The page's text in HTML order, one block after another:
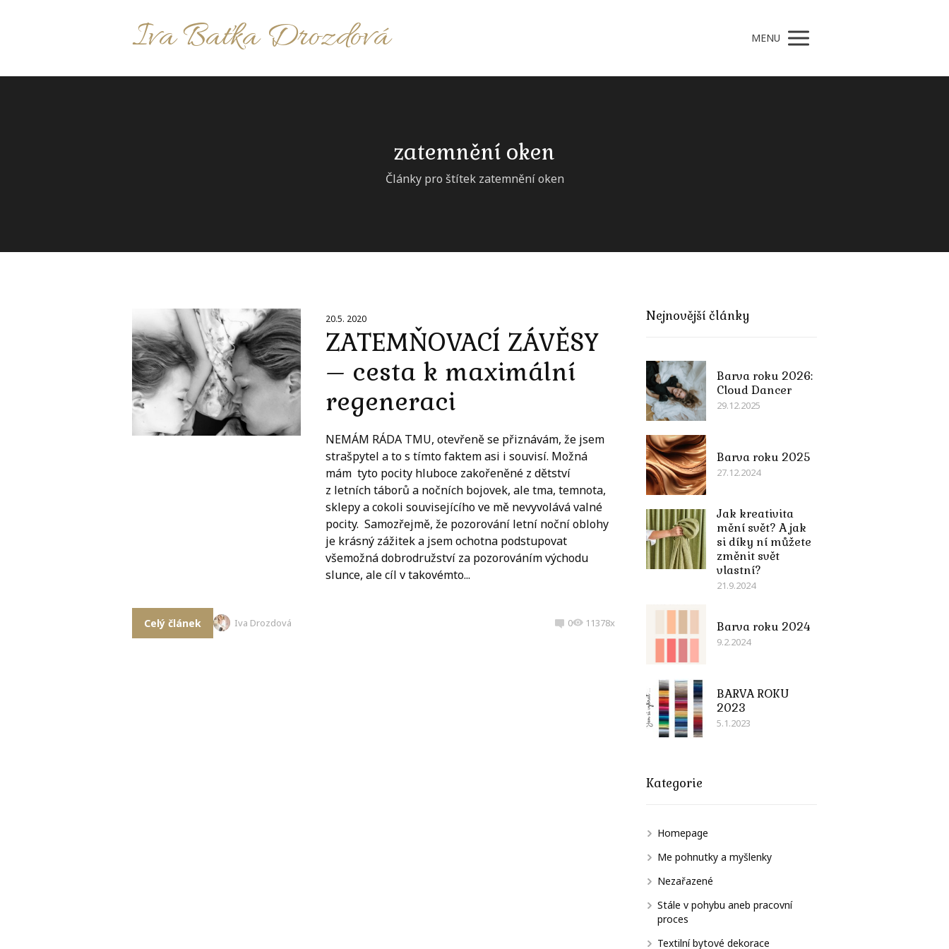
Iva Baťka Drozdová MENU
zatemnění oken
Články pro štítek zatemnění oken
20.5. 2020
ZATEMŇOVACÍ ZÁVĚSY
– cesta k maximální
regeneraci
NEMÁM RÁDA TMU, otevřeně se přiznávám, že jsem
strašpytel a to s tímto faktem asi i souvisí. Možná
mám tyto pocity hluboce zakořeněné z dětství
z letních táborů a nočních bojovek, ale tma, temnota,
sklepy a cokoli souvisejícího ve mě nevyvolává valné
pocity. Samozřejmě, že pozorování letní noční oblohy
je krásný zážitek a jsem ochotna podstupovat
všemožná dobrodružství za pozorováním východu
slunce, ale cíl v takovémto...
Celý článek Iva Drozdová 0 11378x
Nejnovější články
Barva roku 2026:
Cloud Dancer
29.12.2025
Barva roku 2025
27.12.2024
Jak kreativita
mění svět? A jak
si díky ní můžete
změnit svět
vlastní?
21.9.2024
Barva roku 2024
9.2.2024
BARVA ROKU
2023
5.1.2023
Kategorie
Homepage
Me pohnutky a myšlenky
Nezařazené
Stále v pohybu aneb pracovní
proces
Textilní bytové dekorace